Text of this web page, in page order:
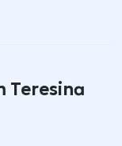
Teresina